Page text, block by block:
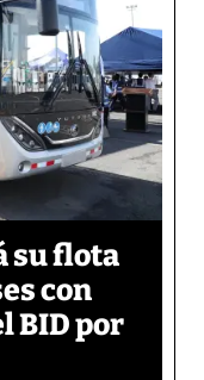
su flota
con
BID por